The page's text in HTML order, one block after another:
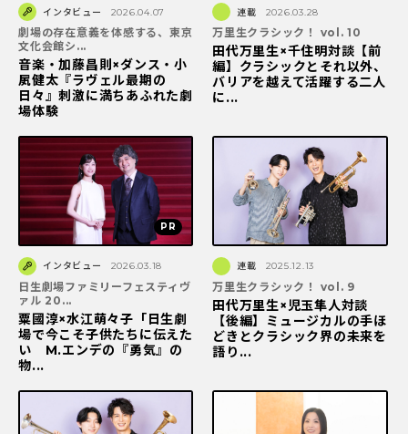
インタビュー 2026.04.07
劇場の存在意義を体感する、東京
文化会館シ...
音楽・加藤昌則×ダンス・小
㞍健太『ラヴェル最期の
日々』刺激に満ちあふれた劇
場体験
連載 2026.03.28
万里生クラシック！ vol. 10
田代万里生×千住明対談【前
編】クラシックとそれ以外、
バリアを越えて活躍する二人
に...
インタビュー 2026.03.18
日生劇場ファミリーフェスティヴ
ァル 20...
粟國淳×水江萌々子「日生劇
場で今こそ子供たちに伝えた
い M.エンデの『勇気』の
物...
連載 2025.12.13
万里生クラシック！ vol. 9
田代万里生×児玉隼人対談
【後編】ミュージカルの手ほ
どきとクラシック界の未来を
語り...